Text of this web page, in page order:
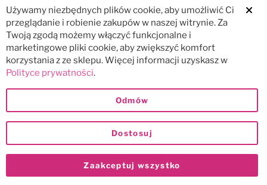
Używamy niezbędnych plików cookie, aby umożliwić Ci
przeglądanie i robienie zakupów w naszej witrynie. Za
Twoją zgodą możemy włączyć funkcjonalne i
marketingowe pliki cookie, aby zwiększyć komfort
korzystania z ze sklepu. Więcej informacji uzyskasz w
Polityce prywatności.
Zaakceptuj wszystko
Dostosuj
Odmów